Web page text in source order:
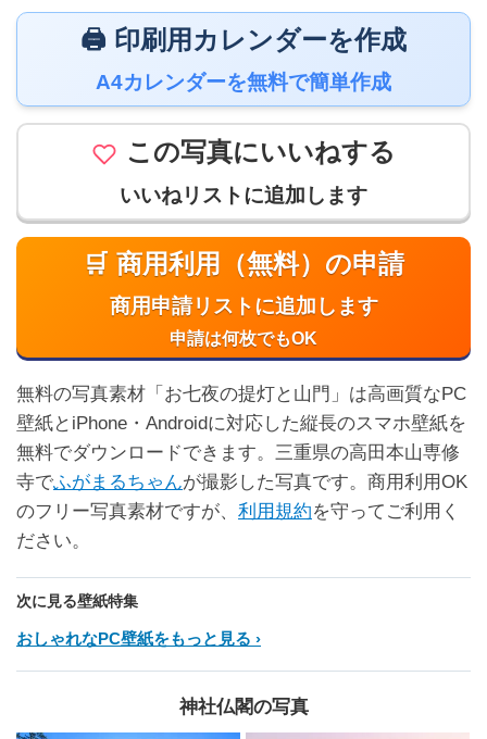
🖨️ 印刷用カレンダーを作成
A4カレンダーを無料で簡単作成
この写真にいいねする
いいねリストに追加します
🛒 商用利用（無料）の申請
商用申請リストに追加します
申請は何枚でもOK
無料の写真素材「お七夜の提灯と山門」は高画質なPC
壁紙とiPhone・Androidに対応した縦長のスマホ壁紙を
無料でダウンロードできます。三重県の高田本山専修
寺でふがまるちゃんが撮影した写真です。商用利用OK
のフリー写真素材ですが、 利用規約を守ってご利用く
ださい。
次に見る壁紙特集
おしゃれなPC壁紙をもっと見る
神社仏閣の写真